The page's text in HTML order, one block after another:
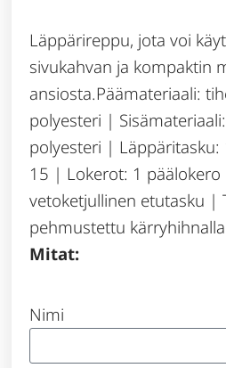
Läppärireppu, jota voi
sivukahvan ja kompaktin
ansiosta.Päämateriaali:
polyesteri |
polyesteri | Läppäritasku:
15 | Lokerot: 1 päälokero
vetoketjullinen etutasku |
pehmustettu kärryhihnalla
Mitat:
Nimi